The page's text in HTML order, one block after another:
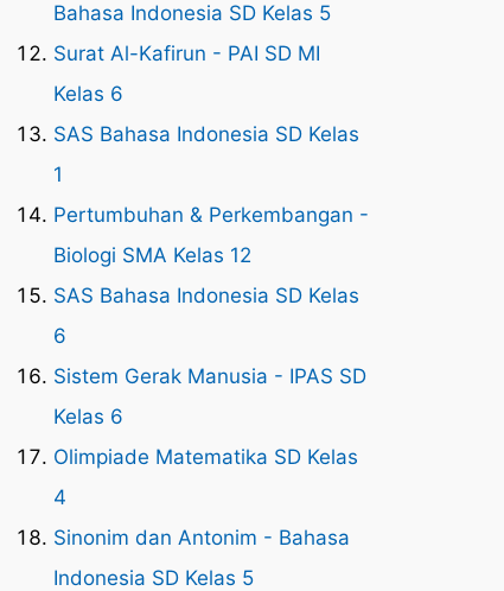
Bahasa Indonesia SD Kelas 5
Surat Al-Kafirun - PAI SD MI
Kelas 6
SAS Bahasa Indonesia SD Kelas
1
Pertumbuhan & Perkembangan -
Biologi SMA Kelas 12
SAS Bahasa Indonesia SD Kelas
6
Sistem Gerak Manusia - IPAS SD
Kelas 6
Olimpiade Matematika SD Kelas
4
Sinonim dan Antonim - Bahasa
Indonesia SD Kelas 5